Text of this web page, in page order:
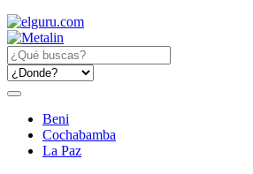
Beni
Cochabamba
La Paz